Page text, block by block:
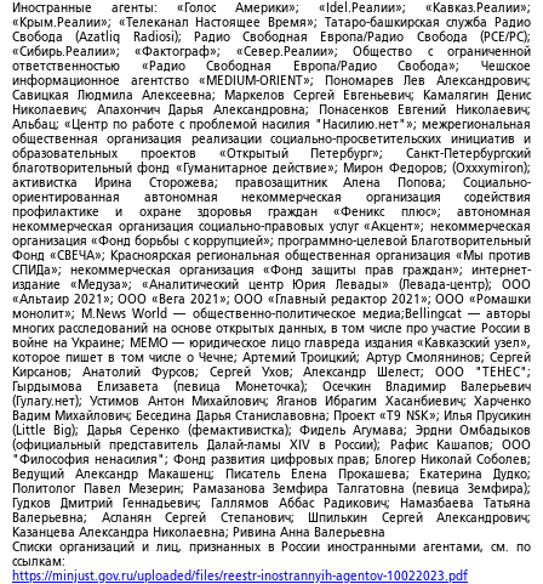
Иностранные агенты: «Голос Америки»; «Idel.Реалии»; «Кавказ.Реалии»;
«Крым.Реалии»; «Телеканал Настоящее Время»; Татаро-башкирская служба Радио
Свобода (Azatliq Radiosi); Радио Свободная Европа/Радио Свобода (PCE/PC);
«Сибирь.Реалии»; «Фактограф»; «Север.Реалии»; Общество с ограниченной
ответственностью «Радио Свободная Европа/Радио Свобода»; Чешское
информационное агентство «MEDIUM-ORIENT»; Пономарев Лев Александрович;
Савицкая Людмила Алексеевна; Маркелов Сергей Евгеньевич; Камалягин Денис
Николаевич; Апахончич Дарья Александровна; Понасенков Евгений Николаевич;
Альбац; «Центр по работе с проблемой насилия "Насилию.нет"»; межрегиональная
общественная организация реализации социально-просветительских инициатив и
образовательных проектов «Открытый Петербург»; Санкт-Петербургский
благотворительный фонд «Гуманитарное действие»; Мирон Федоров; (Oxxxymiron);
активистка Ирина Сторожева; правозащитник Алена Попова; Социально-
ориентированная автономная некоммерческая организация содействия
профилактике и охране здоровья граждан «Феникс плюс»; автономная
некоммерческая организация социально-правовых услуг «Акцент»; некоммерческая
организация «Фонд борьбы с коррупцией»; программно-целевой Благотворительный
Фонд «СВЕЧА»; Красноярская региональная общественная организация «Мы против
СПИДа»; некоммерческая организация «Фонд защиты прав граждан»; интернет-
издание «Медуза»; «Аналитический центр Юрия Левады» (Левада-центр); ООО
«Альтаир 2021»; ООО «Вега 2021»; ООО «Главный редактор 2021»; ООО «Ромашки
монолит»; M.News World — общественно-политическое медиа;Bellingcat — авторы
многих расследований на основе открытых данных, в том числе про участие России в
войне на Украине; МЕМО — юридическое лицо главреда издания «Кавказский узел»,
которое пишет в том числе о Чечне; Артемий Троицкий; Артур Смолянинов; Сергей
Кирсанов; Анатолий Фурсов; Сергей Ухов; Александр Шелест; ООО "ТЕНЕС";
Гырдымова Елизавета (певица Монеточка); Осечкин Владимир Валерьевич
(Гулагу.нет); Устимов Антон Михайлович; Яганов Ибрагим Хасанбиевич; Харченко
Вадим Михайлович; Беседина Дарья Станиславовна; Проект «T9 NSK»; Илья Прусикин
(Little Big); Дарья Серенко (фемактивистка); Фидель Агумава; Эрдни Омбадыков
(официальный представитель Далай-ламы XIV в России); Рафис Кашапов; ООО
"Философия ненасилия"; Фонд развития цифровых прав; Блогер Николай Соболев;
Ведущий Александр Макашенц; Писатель Елена Прокашева; Екатерина Дудко;
Политолог Павел Мезерин; Рамазанова Земфира Талгатовна (певица Земфира);
Гудков Дмитрий Геннадьевич; Галлямов Аббас Радикович; Намазбаева Татьяна
Валерьевна; Асланян Сергей Степанович; Шпилькин Сергей Александрович;
Казанцева Александра Николаевна; Ривина Анна Валерьевна
Списки организаций и лиц, признанных в России иностранными агентами, см. по
ссылкам:
https://minjust.gov.ru/uploaded/files/reestr-inostrannyih-agentov-10022023.pdf